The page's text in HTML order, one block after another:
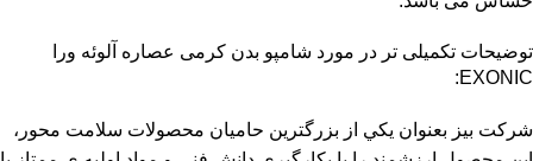
توضیحات تکمیلی تر در مورد شامپو بدن کرمی عصاره آلوئه ورا
EXONIC:
شركت بيز بعنوان يكي از بزرگترين حاميان محصولات سلامت محور،